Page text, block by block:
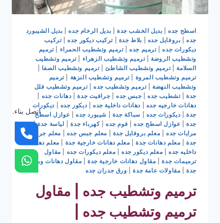
اسطح جده| بديل الخشب جدة| بديل الرخام جده| بديل الشيبورد
جده| بروفايل جده بلاط جدة تركيب ديكور جده|تركيب
ديكورات جده|ترميم جده|ترميم وتشطيب الحمراء |ترميم
وتشطيب الروضة |ترميم وتشطيب الزهراء |ترميم وتشطيب
السلامة |ترميم وتشطيب الشاطئ|ترميم وتشطيب الصفا
ترميم وتشطيب المروة |ترميم وتشطيب النزهة |ترميم
وتشطيب النهضة |ترميم وتشطيب جده |ترميم وتشطيب فلل
جدة|تشطيب جده| جبس جده| جرافيت جدة| دهانات جده
دهانات خارجيه جده
دهانات داخلية جده ديكور جده
ديكورات
جدة| ديكورات جده سباكة جدة شيبورد جده
عوازل اسطح
جدة| عوازل اسطح جده| فوم جده|كهرباء جدة| لياسة جدة|
مرايات جده| معلم بروفايل جدة معلم جبس جده
معلم جرافيت
جدة| معلم دهانات جدة| معلم دهانات خارجية جدة
معلم دهانات
داخليه جده| معلم ديكور جده معلم ديكورات جده
مقاول
ترميمات جدة| مقاول دهانات خارجية جدة
مقاول دهانات وبويات
جدة| مقاولات عامة جدة| ورق جدران جده
ترميم وتشطيب جده | مقاول
ترميم وتشطيب جده |
اتصل بناء.